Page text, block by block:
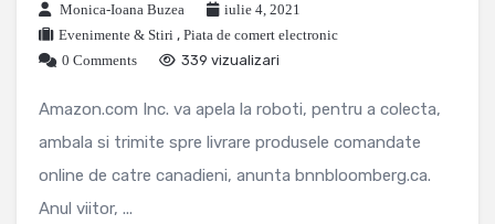
Monica-Ioana Buzea
iulie 4, 2021
Evenimente & Stiri , Piata de comert electronic
0 Comments
339 vizualizari
Amazon.com Inc. va apela la roboti, pentru a colecta,
ambala si trimite spre livrare produsele comandate
online de catre canadieni, anunta bnnbloomberg.ca.
Anul viitor, ...